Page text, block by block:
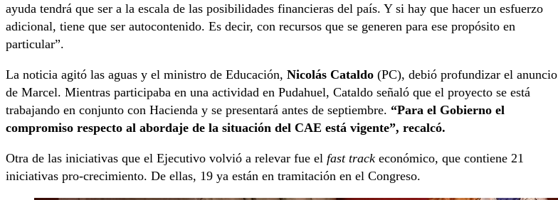
ayuda tendrá que ser a la escala de las posibilidades financieras del país. Y si hay que hacer un esfuerzo
adicional, tiene que ser autocontenido. Es decir, con recursos que se generen para ese propósito en
particular”.
La noticia agitó las aguas y el ministro de Educación, Nicolás Cataldo (PC), debió profundizar el anuncio
de Marcel. Mientras participaba en una actividad en Pudahuel, Cataldo señaló que el proyecto se está
trabajando en conjunto con Hacienda y se presentará antes de septiembre. “Para el Gobierno el
compromiso respecto al abordaje de la situación del CAE está vigente”, recalcó.
Otra de las iniciativas que el Ejecutivo volvió a relevar fue el fast track económico, que contiene 21
iniciativas pro-crecimiento. De ellas, 19 ya están en tramitación en el Congreso.